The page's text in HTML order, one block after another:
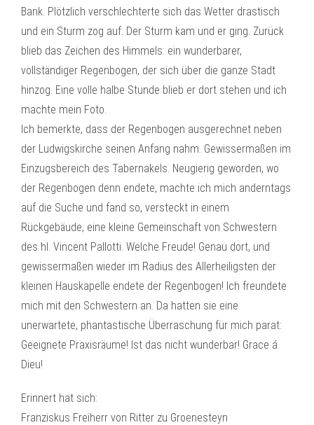
Bank. Plötzlich verschlechterte sich das Wetter drastisch
und ein Sturm zog auf. Der Sturm kam und er ging. Zurück
blieb das Zeichen des Himmels: ein wunderbarer,
vollständiger Regenbogen, der sich über die ganze Stadt
hinzog. Eine volle halbe Stunde blieb er dort stehen und ich
machte mein Foto.
Ich bemerkte, dass der Regenbogen ausgerechnet neben
der Ludwigskirche seinen Anfang nahm. Gewissermaßen im
Einzugsbereich des Tabernakels. Neugierig geworden, wo
der Regenbogen denn endete, machte ich mich anderntags
auf die Suche und fand so, versteckt in einem
Rückgebäude, eine kleine Gemeinschaft von Schwestern
des hl. Vincent Pallotti. Welche Freude! Genau dort, und
gewissermaßen wieder im Radius des Allerheiligsten der
kleinen Hauskapelle endete der Regenbogen! Ich freundete
mich mit den Schwestern an. Da hatten sie eine
unerwartete, phantastische Überraschung für mich parat:
Geeignete Praxisräume! Ist das nicht wunderbar! Grace á
Dieu!
Erinnert hat sich:
Franziskus Freiherr von Ritter zu Groenesteyn